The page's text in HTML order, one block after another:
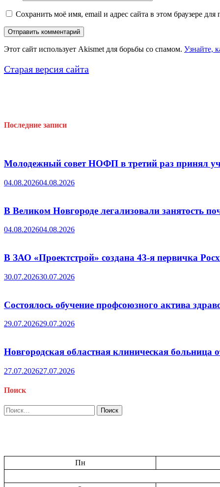
Сохранить моё имя, email и адрес сайта в этом браузере
Этот сайт использует Akismet для борьбы со спамом. Узнайте,
Старая версия сайта
Последние записи
Молодежный совет НОФП в третий раз принял
04.08.202604.08.2026
В Великом Новгороде легализовали занятость
04.08.202604.08.2026
В ЗАО «Проектстрой» создана 43-я первичка
30.07.202630.07.2026
Состоялось обучение профсоюзного актива
29.07.202629.07.2026
Новгородская областная клиническая больница
27.07.202627.07.2026
Поиск
Найти:
Пн